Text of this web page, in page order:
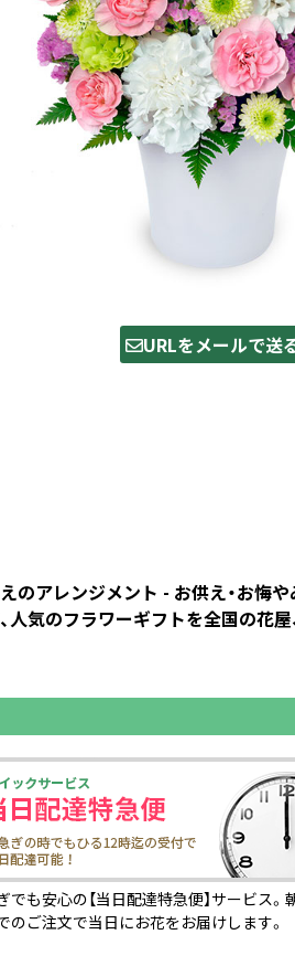
URLをメールで送
のアレンジメント - お供え・お悔
人気のフラワーギフトを全国の花
でも安心の【当日配達特急便】サービス。
のご注文で当日にお花をお届けします。